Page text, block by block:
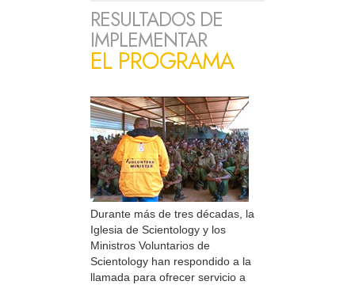
RESULTADOS DE
IMPLEMENTAR
EL PROGRAMA
Durante más de tres décadas, la
Iglesia de Scientology y los
Ministros Voluntarios de
Scientology han respondido a la
llamada para ofrecer servicio a